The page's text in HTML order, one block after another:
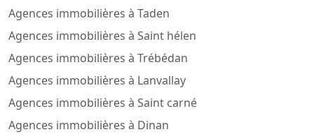
Agences immobilières à Taden
Agences immobilières à Saint hélen
Agences immobilières à Trébédan
Agences immobilières à Lanvallay
Agences immobilières à Saint carné
Agences immobilières à Dinan